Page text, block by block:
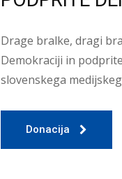
Drage bralke, dragi
Demokraciji in
slovenskega
Donacija